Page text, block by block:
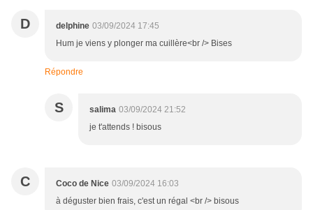
D delphine 03/09/2024 17:45
Hum je viens y plonger ma cuillère<br /> Bises
Répondre
S salima 03/09/2024 21:52
je t'attends ! bisous
C Coco de Nice 03/09/2024 16:03
à déguster bien frais, c'est un régal <br /> bisous